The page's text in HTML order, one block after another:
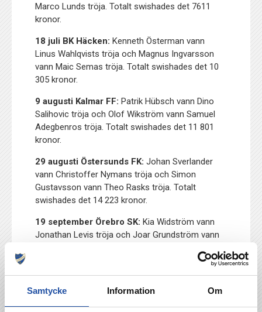
Samtycke Information Om
Marco Lunds tröja. Totalt swishades det 7611
kronor.
18 juli BK Häcken:Kenneth Österman vann
Linus Wahlqvists tröja och Magnus Ingvarsson
vann Maic Semas tröja. Totalt swishades det 10
305 kronor.
9 augusti Kalmar FF:Patrik Hübsch vann Dino
Salihovic tröja och Olof Wikström vann Samuel
Adegbenros tröja. Totalt swishades det 11 801
kronor.
29 augusti Östersunds FK: Johan Sverlander
vann Christoffer Nymans tröja och Simon
Gustavsson vann Theo Rasks tröja. Totalt
swishades det 14 223 kronor.
19 september Örebro SK:Kia Widström vann
Jonathan Levis tröja och Joar Grundström vann
vann Lucas Limas tröja och Carina Åhlander vann
Manasse Kusus tröja. Totalt swishades det 2800